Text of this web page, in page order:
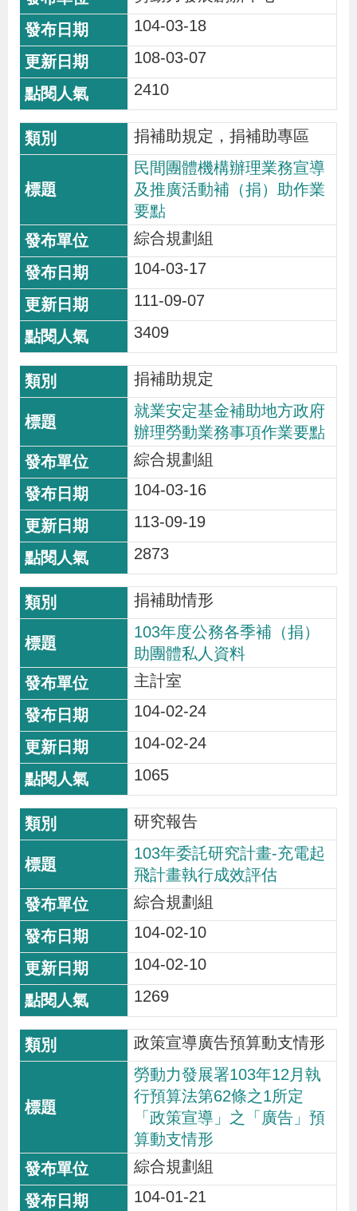
104-03-18
108-03-07
2410
捐補助規定，捐補助專區
民間團體機構辦理業務宣導
及推廣活動補（捐）助作業
要點
綜合規劃組
104-03-17
111-09-07
3409
捐補助規定
就業安定基金補助地方政府
辦理勞動業務事項作業要點
綜合規劃組
104-03-16
113-09-19
2873
捐補助情形
103年度公務各季補（捐）
助團體私人資料
主計室
104-02-24
104-02-24
1065
研究報告
103年委託研究計畫-充電起
飛計畫執行成效評估
綜合規劃組
104-02-10
104-02-10
1269
政策宣導廣告預算動支情形
勞動力發展署103年12月執
行預算法第62條之1所定
「政策宣導」之「廣告」預
算動支情形
綜合規劃組
104-01-21